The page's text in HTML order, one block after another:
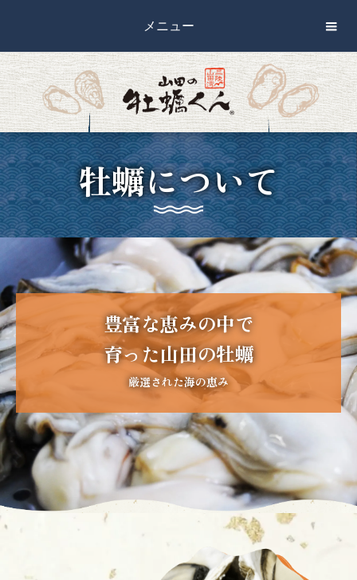
メニュー
牡蠣について
豊富な恵みの中で
育った山田の牡蠣
厳選された海の恵み